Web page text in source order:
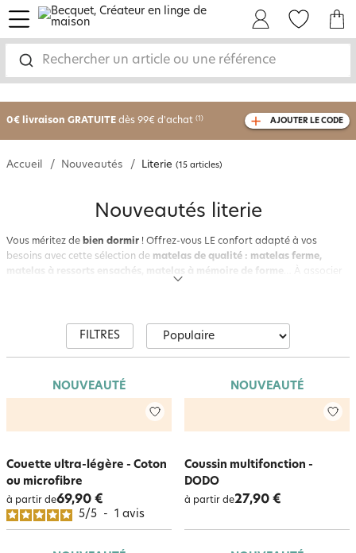
Rechercher un article ou une référence
menu
-25% sur votre commandedès 2 articles
0€ livraison GRATUITE dès 99€ d'achat (1)
avec le code 750801
AJOUTER LE CODE
Accueil Nouveautés Literie (15 articles)
Nouveautés literie
Vous méritez de bien dormir ! Offrez-vous LE confort adapté à vos
besoins avec cette sélection de matelas de qualité : matelas ferme,
matelas à ressorts ensachés, matelas à mémoire de forme
… À associer
FILTRES
NOUVEAUTÉ
Couette ultra-légère - Coton
ou microfibre
à partir de69,90 €
5/5 - 1 avis
NOUVEAUTÉ
Coussin multifonction -
DODO
à partir de27,90 €